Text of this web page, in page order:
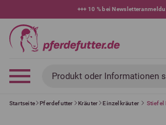
+++ 10 % bei
Produkt oder Informationen
Startseite Pferdefutter Kräuter Einzelkräuter Stiefel